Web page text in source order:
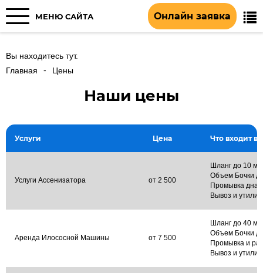
МЕНЮ САЙТА Онлайн заявка
Вы находитесь тут.
Главная
- Цены
Наши цены
Услуги Цена Что входит в
Услуги Ассенизатора от 2 500
Шланг до 10
Объем Бочки
Промывка дна
Вывоз и
Аренда Илососной Машины от 7 500
Шланг до 40
Объем Бочки
Промывка и
Вывоз и